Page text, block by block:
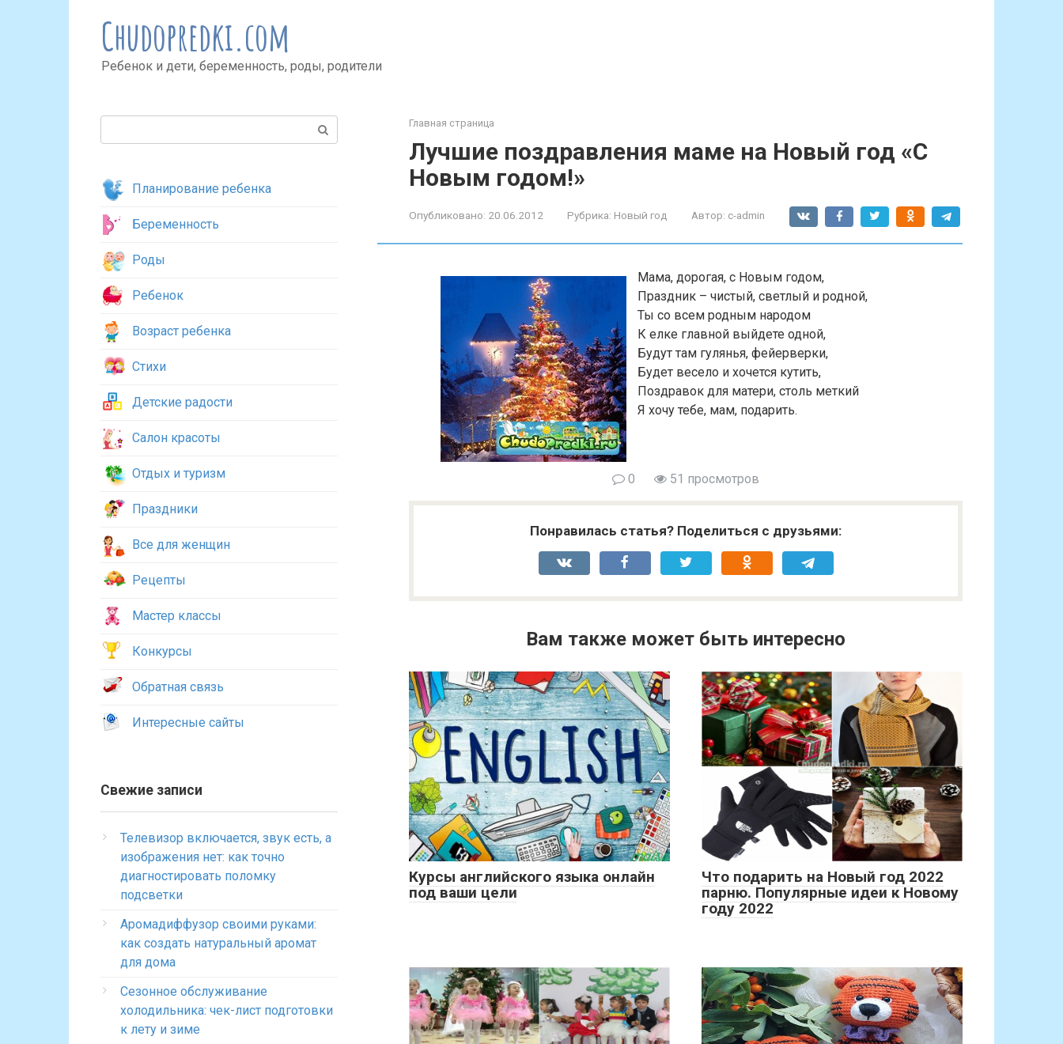
Chudopredki.com
Ребенок и дети, беременность, роды, родители
Главная страница
Лучшие поздравления маме на Новый год «С
Новым годом!»
Опубликовано: 20.06.2012 Рубрика: Новый год Автор: c-admin
Мама, дорогая, с Новым годом,
Праздник – чистый, светлый и родной,
Ты со всем родным народом
К елке главной выйдете одной,
Будут там гулянья, фейерверки,
Будет весело и хочется кутить,
Поздравок для матери, столь меткий
Я хочу тебе, мам, подарить.
0 51 просмотров
Понравилась статья? Поделиться с друзьями:
Вам также может быть интересно
Курсы английского языка онлайн
под ваши цели
Что подарить на Новый год 2022
парню. Популярные идеи к Новому
году 2022
Планирование ребенка
Беременность
Роды
Ребенок
Возраст ребенка
Стихи
Детские радости
Салон красоты
Отдых и туризм
Праздники
Все для женщин
Рецепты
Мастер классы
Конкурсы
Обратная связь
Интересные сайты
Свежие записи
Телевизор включается, звук есть, а
изображения нет: как точно
диагностировать поломку
подсветки
Аромадиффузор своими руками:
как создать натуральный аромат
для дома
Сезонное обслуживание
холодильника: чек-лист подготовки
к лету и зиме